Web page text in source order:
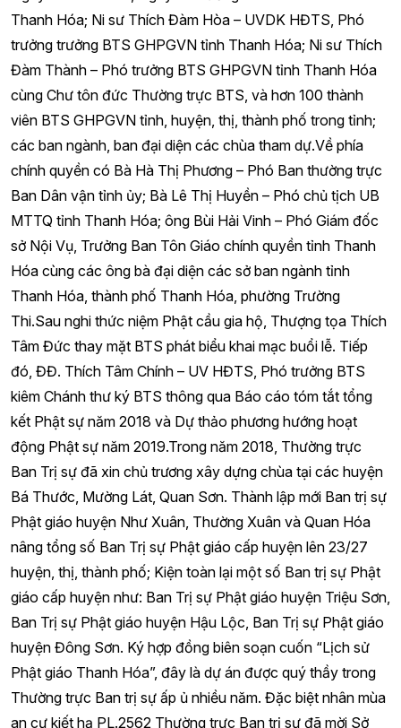
Thanh Hóa; Ni sư Thích Đàm Hòa – UVDK HĐTS, Phó
trưởng trưởng BTS GHPGVN tỉnh Thanh Hóa; Ni sư Thích
Đàm Thành – Phó trưởng BTS GHPGVN tỉnh Thanh Hóa
cùng Chư tôn đức Thường trực BTS, và hơn 100 thành
viên BTS GHPGVN tỉnh, huyện, thị, thành phố trong tỉnh;
các ban ngành, ban đại diện các chùa tham dự.Về phía
chính quyền có Bà Hà Thị Phương – Phó Ban thường trực
Ban Dân vận tỉnh ủy; Bà Lê Thị Huyền – Phó chủ tịch UB
MTTQ tỉnh Thanh Hóa; ông Bùi Hải Vinh – Phó Giám đốc
sở Nội Vụ, Trưởng Ban Tôn Giáo chính quyền tỉnh Thanh
Hóa cùng các ông bà đại diện các sở ban ngành tỉnh
Thanh Hóa, thành phố Thanh Hóa, phường Trường
Thi.Sau nghi thức niệm Phật cầu gia hộ, Thượng tọa Thích
Tâm Đức thay mặt BTS phát biểu khai mạc buổi lễ. Tiếp
đó, ĐĐ. Thích Tâm Chính – UV HĐTS, Phó trưởng BTS
kiêm Chánh thư ký BTS thông qua Báo cáo tóm tắt tổng
kết Phật sự năm 2018 và Dự thảo phương hướng hoạt
động Phật sự năm 2019.Trong năm 2018, Thường trực
Ban Trị sự đã xin chủ trương xây dựng chùa tại các huyện
Bá Thước, Mường Lát, Quan Sơn. Thành lập mới Ban trị sự
Phật giáo huyện Như Xuân, Thường Xuân và Quan Hóa
nâng tổng số Ban Trị sự Phật giáo cấp huyện lên 23/27
huyện, thị, thành phố; Kiện toàn lại một số Ban trị sự Phật
giáo cấp huyện như: Ban Trị sự Phật giáo huyện Triệu Sơn,
Ban Trị sự Phật giáo huyện Hậu Lộc, Ban Trị sự Phật giáo
huyện Đông Sơn. Ký hợp đồng biên soạn cuốn “Lịch sử
Phật giáo Thanh Hóa”, đây là dự án được quý thầy trong
Thường trực Ban trị sự ấp ủ nhiều năm. Đặc biệt nhân mùa
an cư kiết hạ PL.2562 Thường trực Ban trị sự đã mời Sở